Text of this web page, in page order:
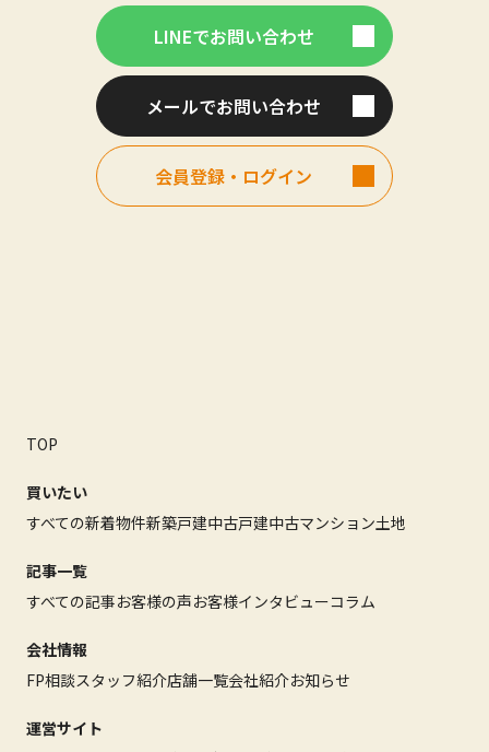
LINEでお問い合わせ
メールでお問い合わせ
会員登録・ログイン
TOP
買いたい
すべての新着物件新築戸建中古戸建中古マンション土地
記事一覧
すべての記事お客様の声お客様インタビューコラム
会社情報
FP相談スタッフ紹介店舗一覧会社紹介お知らせ
運営サイト